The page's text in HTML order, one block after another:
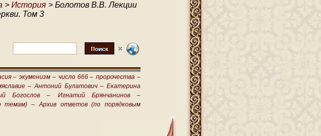
> История> Болотов В.В. Лекции
Том 3
– экуменизм – число 666 – пророчества –
– Антоний Булатович – Екатерина
Богослов –
Игнатий Брянчанинов –
темам) –
Архив ответов (по порядковым